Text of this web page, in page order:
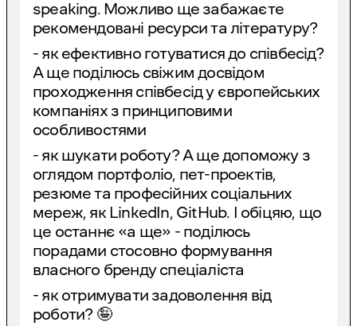
speaking. Можливо ще забажаєте
рекомендовані ресурси та літературу?
- як ефективно готуватися до співбесід?
А ще поділюсь свіжим досвідом
проходження співбесід у європейських
компаніях з принциповими
особливостями
- як шукати роботу? А ще допоможу з
оглядом портфоліо, пет-проектів,
резюме та професійних соціальних
мереж, як LinkedIn, GitHub. І обіцяю, що
це останнє «а ще» - поділюсь
порадами стосовно формування
власного бренду спеціаліста
- як отримувати задоволення від
роботи? 🤪